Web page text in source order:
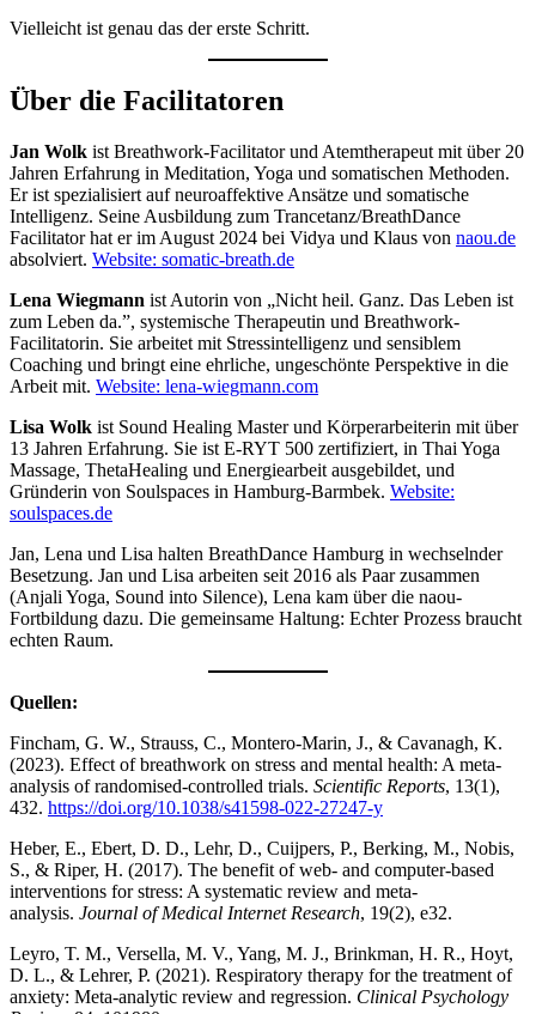
Vielleicht ist genau das der erste Schritt.
Über die Facilitatoren
Jan Wolk ist Breathwork-Facilitator und Atemtherapeut mit über 20
Jahren Erfahrung in Meditation, Yoga und somatischen Methoden.
Er ist spezialisiert auf neuroaffektive Ansätze und somatische
Intelligenz. Seine Ausbildung zum Trancetanz/BreathDance
Facilitator hat er im August 2024 bei Vidya und Klaus von naou.de
absolviert. Website: somatic-breath.de
Lena Wiegmann ist Autorin von „Nicht heil. Ganz. Das Leben ist
zum Leben da.”, systemische Therapeutin und Breathwork-
Facilitatorin. Sie arbeitet mit Stressintelligenz und sensiblem
Coaching und bringt eine ehrliche, ungeschönte Perspektive in die
Arbeit mit. Website: lena-wiegmann.com
Lisa Wolk ist Sound Healing Master und Körperarbeiterin mit über
13 Jahren Erfahrung. Sie ist E-RYT 500 zertifiziert, in Thai Yoga
Massage, ThetaHealing und Energiearbeit ausgebildet, und
Gründerin von Soulspaces in Hamburg-Barmbek. Website:
soulspaces.de
Jan, Lena und Lisa halten BreathDance Hamburg in wechselnder
Besetzung. Jan und Lisa arbeiten seit 2016 als Paar zusammen
(Anjali Yoga, Sound into Silence), Lena kam über die naou-
Fortbildung dazu. Die gemeinsame Haltung: Echter Prozess braucht
echten Raum.
Quellen:
Fincham, G. W., Strauss, C., Montero-Marin, J., & Cavanagh, K.
(2023). Effect of breathwork on stress and mental health: A meta-
analysis of randomised-controlled trials. Scientific Reports, 13(1),
432. https://doi.org/10.1038/s41598-022-27247-y
Heber, E., Ebert, D. D., Lehr, D., Cuijpers, P., Berking, M., Nobis,
S., & Riper, H. (2017). The benefit of web- and computer-based
interventions for stress: A systematic review and meta-
analysis. Journal of Medical Internet Research, 19(2), e32.
Leyro, T. M., Versella, M. V., Yang, M. J., Brinkman, H. R., Hoyt,
D. L., & Lehrer, P. (2021). Respiratory therapy for the treatment of
anxiety: Meta-analytic review and regression. Clinical Psychology